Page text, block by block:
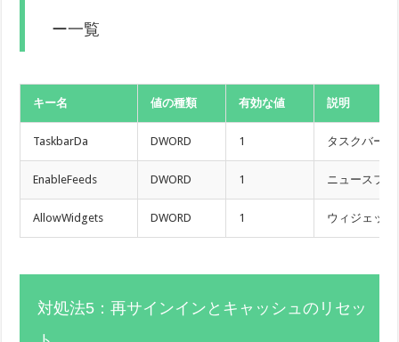
ー一覧
キー名 値の種類 有効な値 説明
TaskbarDa DWORD 1 タスクバー
EnableFeeds DWORD 1 ニュースフ
AllowWidgets DWORD 1 ウィジェッ
対処法5：再サインインとキャッシュのリセッ